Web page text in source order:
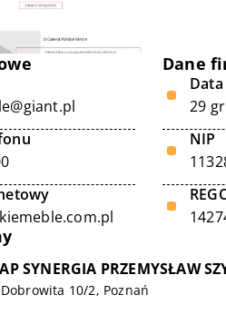
Dane
29
NIP
SYNERGIA PRZEMYSŁAW
10/2, Poznań